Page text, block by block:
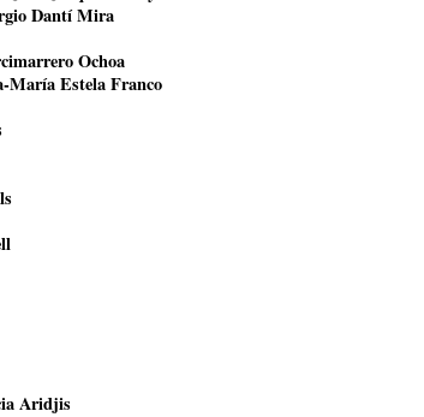
Dantí Mira
Ochoa
María Estela Franco
Aridjis